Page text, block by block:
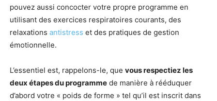
pouvez aussi concocter votre propre programme en
utilisant des exercices respiratoires courants, des
relaxations antistress et des pratiques de gestion
émotionnelle.
L’essentiel est, rappelons-le, que vous respectiez les
deux étapes du programme de manière à rééduquer
d’abord votre « poids de forme » tel qu’il est inscrit dans